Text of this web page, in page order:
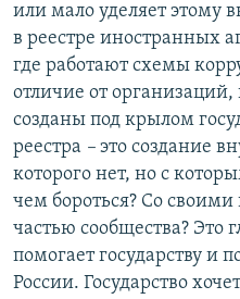
или мало уделяет этому
в реестре иностранных
где работают схемы
отличие от
созданы под крылом
реестра – это создание
которого нет, но с
чем бороться? Со
частью сообщества? Это
помогает государству и
России. Государство